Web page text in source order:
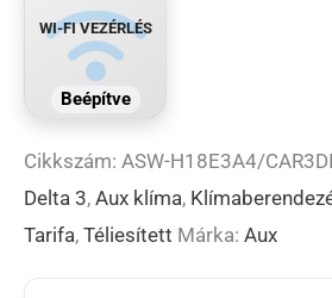
WI-FI VEZÉRLÉS
Beépítve
Cikkszám: ASW-H18E3A4/
Delta 3, Aux klíma,
Tarifa, Téliesített Márka: Aux